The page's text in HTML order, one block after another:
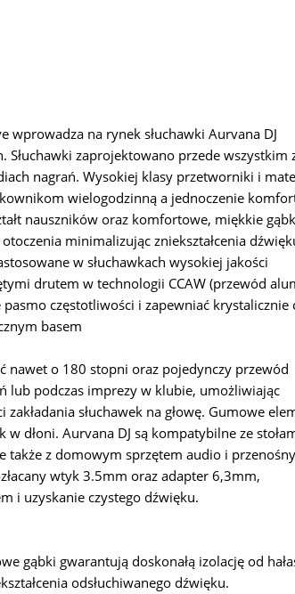
wprowadza na rynek słuchawki Aurvana DJ
zaprojektowano przede wszystkim
nagrań. Wysokiej klasy przetworniki i
wielogodzinną a jednoczenie
nauszników oraz komfortowe, miękkie
minimalizując zniekształcenia
w słuchawkach wysokiej jakości
drutem w technologii CCAW (przewód
częstotliwości i zapewniać krystalicznie
basem
nawet o 180 stopni oraz pojedynczy przewód
lub podczas imprezy w klubie, umożliwiając
słuchawek na głowę. Gumowe
dłoni. Aurvana DJ są kompatybilne ze
także z domowym sprzętem audio i
wtyk 3.5mm oraz adapter 6,3mm,
i uzyskanie czystego dźwięku.
gąbki gwarantują doskonałą izolację od
odsłuchiwanego dźwięku.